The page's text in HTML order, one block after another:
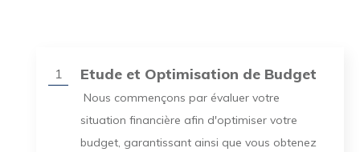
1 Etude et Optimisation de Budget
Nous commençons par évaluer votre
situation financière afin d'optimiser votre
budget, garantissant ainsi que vous obtenez